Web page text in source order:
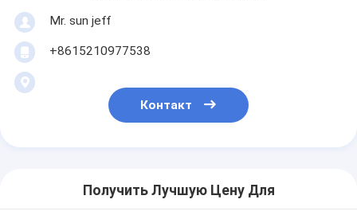
Mr. sun jeff
+8615210977538
Контакт
Получить Лучшую Цену Для